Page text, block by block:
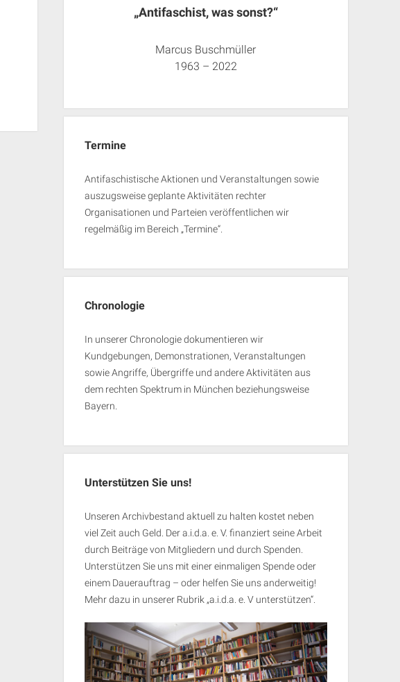
„Antifaschist, was sonst?“
Marcus Buschmüller
1963 – 2022
Termine
Antifaschistische Aktionen und Veranstaltungen sowie
auszugsweise geplante Aktivitäten rechter
Organisationen und Parteien veröffentlichen wir
regelmäßig im Bereich „Termine“.
Chronologie
In unserer Chronologie dokumentieren wir
Kundgebungen, Demonstrationen, Veranstaltungen
sowie Angriffe, Übergriffe und andere Aktivitäten aus
dem rechten Spektrum in München beziehungsweise
Bayern.
Unterstützen Sie uns!
Unseren Archivbestand aktuell zu halten kostet neben
viel Zeit auch Geld. Der a.i.d.a. e. V. finanziert seine Arbeit
durch Beiträge von Mitgliedern und durch Spenden.
Unterstützen Sie uns mit einer einmaligen Spende oder
einem Dauerauftrag – oder helfen Sie uns anderweitig!
Mehr dazu in unserer Rubrik „a.i.d.a. e. V unterstützen“.